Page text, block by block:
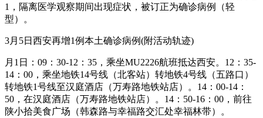
1，隔离医学观察期间出现症状，被订正为确诊病例（轻
型）。
3月5日西安再增1例本土确诊病例(附活动轨迹)
月1日：09：30-12：35，乘坐MU2226航班抵达西安。12：35-
14：00，乘坐地铁14号线（北客站）转地铁4号线（五路口）
转地铁1号线至汉庭酒店（万寿路地铁站店）。14：00-14：
50，在汉庭酒店（万寿路地铁站店）。14：50-16：00，前往
陕小拾美食广场（韩森路与幸福路交汇处幸福林带）。